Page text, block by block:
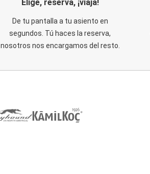
Elige, reserva, ¡viaja!
De tu pantalla a tu asiento en
segundos. Tú haces la reserva,
nosotros nos encargamos del resto.